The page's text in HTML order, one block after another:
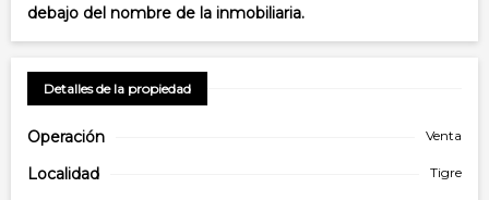
debajo del nombre de la inmobiliaria.
Detalles de la propiedad
Operación Venta
Localidad Tigre